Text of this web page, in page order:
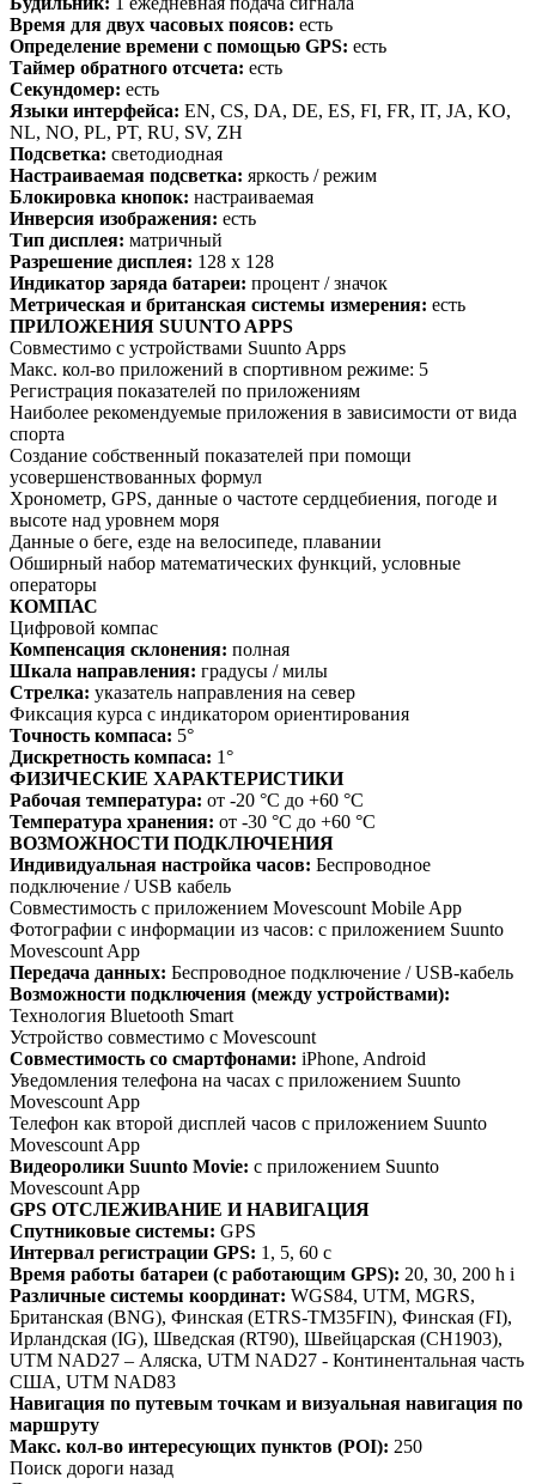
Время для двух часовых поясов: есть
Определение времени с помощью GPS: есть
Таймер обратного отсчета: есть
Секундомер: есть
Языки интерфейса: EN, CS, DA, DE, ES, FI, FR, IT, JA, KO,
NL, NO, PL, PT, RU, SV, ZH
Подсветка: светодиодная
Настраиваемая подсветка: яркость / режим
Блокировка кнопок: настраиваемая
Инверсия изображения: есть
Тип дисплея: матричный
Разрешение дисплея: 128 x 128
Индикатор заряда батареи: процент / значок
Метрическая и британская системы измерения: есть
ПРИЛОЖЕНИЯ SUUNTO APPS
Совместимо с устройствами Suunto Apps
Макс. кол-во приложений в спортивном режиме: 5
Регистрация показателей по приложениям
Наиболее рекомендуемые приложения в зависимости от вида
спорта
Создание собственный показателей при помощи
усовершенствованных формул
Хронометр, GPS, данные о частоте сердцебиения, погоде и
высоте над уровнем моря
Данные о беге, езде на велосипеде, плавании
Обширный набор математических функций, условные
операторы
КОМПАС
Цифровой компас
Компенсация склонения: полная
Шкала направления: градусы / милы
Стрелка: указатель направления на север
Фиксация курса с индикатором ориентирования
Точность компаса: 5°
Дискретность компаса: 1°
ФИЗИЧЕСКИЕ ХАРАКТЕРИСТИКИ
Рабочая температура: от -20 °C до +60 °C
Температура хранения: от -30 °C до +60 °C
ВОЗМОЖНОСТИ ПОДКЛЮЧЕНИЯ
Индивидуальная настройка часов: Беспроводное
подключение / USB кабель
Совместимость с приложением Movescount Mobile App
Фотографии с информации из часов: с приложением Suunto
Movescount App
Передача данных: Беспроводное подключение / USB-кабель
Возможности подключения (между устройствами):
Технология Bluetooth Smart
Устройство совместимо с Movescount
Совместимость со смартфонами: iPhone, Android
Уведомления телефона на часах с приложением Suunto
Movescount App
Телефон как второй дисплей часов с приложением Suunto
Movescount App
Видеоролики Suunto Movie: с приложением Suunto
Movescount App
GPS ОТСЛЕЖИВАНИЕ И НАВИГАЦИЯ
Спутниковые системы: GPS
Интервал регистрации GPS: 1, 5, 60 с
Время работы батареи (с работающим GPS): 20, 30, 200 h i
Различные системы координат: WGS84, UTM, MGRS,
Британская (BNG), Финская (ETRS-TM35FIN), Финская (FI),
Ирландская (IG), Шведская (RT90), Швейцарская (CH1903),
UTM NAD27 – Аляска, UTM NAD27 - Континентальная часть
США, UTM NAD83
Навигация по путевым точкам и визуальная навигация по
маршруту
Макс. кол-во интересующих пунктов (POI): 250
Поиск дороги назад